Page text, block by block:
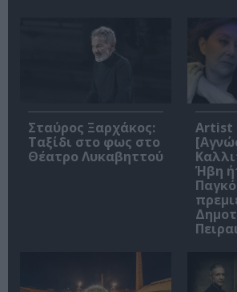
Σταύρος Ξαρχάκος:
Ταξίδι στο φως στο
Θέατρο Λυκαβηττού
Artist
Ήβη